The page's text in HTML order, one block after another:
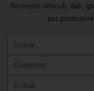
Riceverai articoli, dati,
per
mail